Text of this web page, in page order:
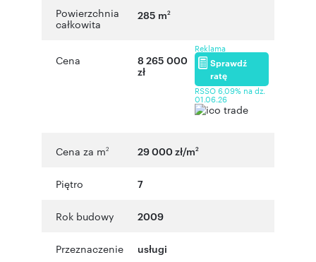
Powierzchnia
całkowita
285 m2
Cena
8 265 000
zł
Reklama
Sprawdź
ratę
RSSO 6,09% na dz.
01.06.26
Cena za m2 29 000 zł/m2
Piętro 7
Rok budowy 2009
Przeznaczenie usługi